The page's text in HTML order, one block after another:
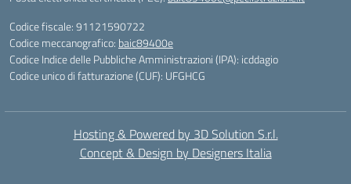
Codice fiscale: 91121590722
Codice meccanografico: baic89400e
Codice Indice delle Pubbliche Amministrazioni (IPA): icddagio
Codice unico di fatturazione (CUF): UFGHCG
Hosting & Powered by 3D Solution S.r.l.
Concept & Design by Designers Italia